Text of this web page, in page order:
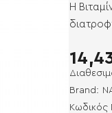
H
Brand:
Κωδικός